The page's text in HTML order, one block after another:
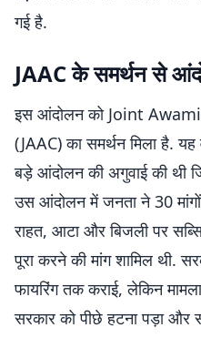
गई है.
JAAC के समर्थन से
इस आंदोलन को Joint
(JAAC) का समर्थन मिला है.
बड़े आंदोलन की अगुवाई की थी
उस आंदोलन में जनता ने 30
राहत, आटा और बिजली पर
पूरा करने की मांग शामिल थी.
फायरिंग तक कराई, लेकिन
सरकार को पीछे हटना पड़ा और